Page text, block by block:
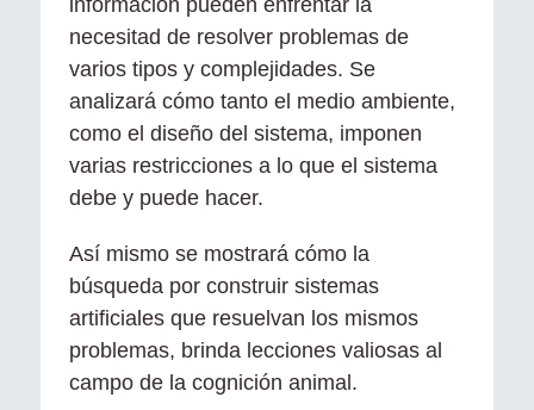
necesitad de resolver problemas de
varios tipos y complejidades. Se
analizará cómo tanto el medio ambiente,
como el diseño del sistema, imponen
varias restricciones a lo que el sistema
debe y puede hacer.
Así mismo se mostrará cómo la
búsqueda por construir sistemas
artificiales que resuelvan los mismos
problemas, brinda lecciones valiosas al
campo de la cognición animal.